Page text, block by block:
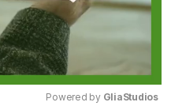
Powered by GliaStudios